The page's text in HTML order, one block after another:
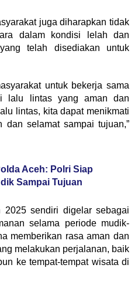
juga diharapkan tidak
dalam kondisi lelah dan
telah disediakan untuk
untuk bekerja sama
lalu lintas yang aman dan
lintas, kita dapat menikmati
dan selamat sampai tujuan,”
Aceh: Polri Siap
Sampai Tujuan
2025 sendiri digelar sebagai
selama periode mudik-
memberikan rasa aman dan
melakukan perjalanan, baik
ke tempat-tempat wisata di